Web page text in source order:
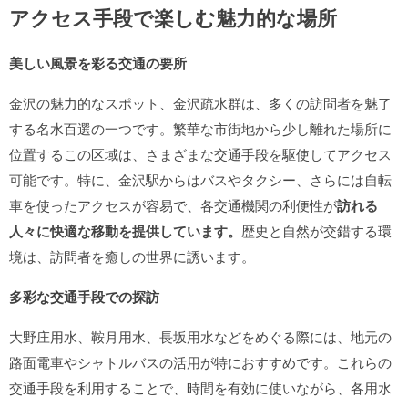
アクセス手段で楽しむ魅力的な場所
美しい風景を彩る交通の要所
金沢の魅力的なスポット、金沢疏水群は、多くの訪問者を魅了
する名水百選の一つです。繁華な市街地から少し離れた場所に
位置するこの区域は、さまざまな交通手段を駆使してアクセス
可能です。特に、金沢駅からはバスやタクシー、さらには自転
車を使ったアクセスが容易で、各交通機関の利便性が訪れる
人々に快適な移動を提供しています。 歴史と自然が交錯する環
境は、訪問者を癒しの世界に誘います。
多彩な交通手段での探訪
大野庄用水、鞍月用水、長坂用水などをめぐる際には、地元の
路面電車やシャトルバスの活用が特におすすめです。これらの
交通手段を利用することで、時間を有効に使いながら、各用水